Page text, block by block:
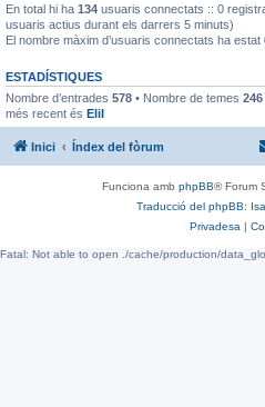
En total hi ha 134 usuaris connectats :: 0
usuaris actius durant els darrers 5 minuts)
El nombre màxim d’usuaris connectats ha estat
ESTADÍSTIQUES
Nombre d’entrades 578 • Nombre de temes 246
més recent és EliI
Inici Índex del fòrum
Funciona amb phpBB® Forum
Traducció del phpBB:
Privadesa |
Fatal: Not able to open ./cache/production/